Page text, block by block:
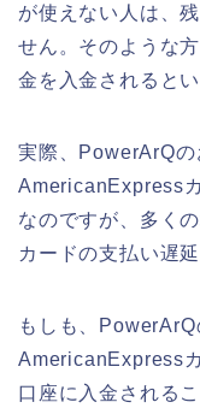
が使えない人は、
せん。そのような
金を入金されるとい
実際、PowerArQ
AmericanExpress
なのですが、多く
カードの支払い遅
もしも、PowerArQ
AmericanExpress
口座に入金される